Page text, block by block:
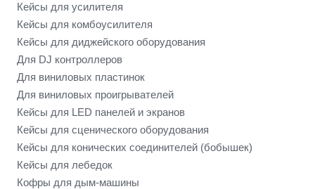
Кейсы для усилителя
Кейсы для комбоусилителя
Кейсы для диджейского оборудования
Для DJ контроллеров
Для виниловых пластинок
Для виниловых проигрывателей
Кейсы для LED панелей и экранов
Кейсы для сценического оборудования
Кейсы для конических соединителей (бобышек)
Кейсы для лебедок
Кофры для дым-машины